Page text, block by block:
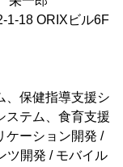
18 ORIXビル6F
、保健指導支援シ
ステム、食育支援
ケーション開発 /
ツ開発 / モバイル